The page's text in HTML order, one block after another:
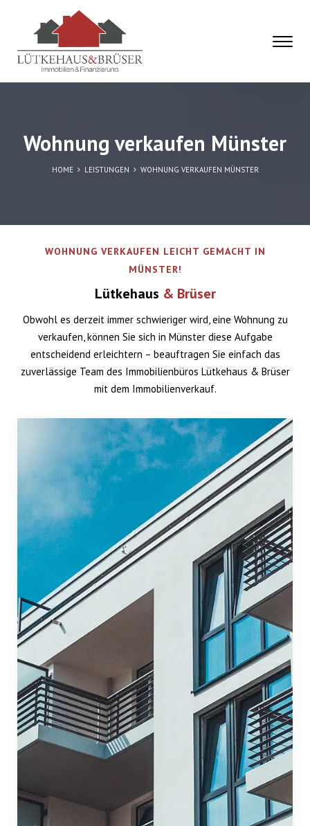
Wohnung verkaufen Münster
HOME LEISTUNGEN WOHNUNG VERKAUFEN MÜNSTER
WOHNUNG VERKAUFEN LEICHT GEMACHT IN
MÜNSTER!
Lütkehaus & Brüser
Obwohl es derzeit immer schwieriger wird, eine Wohnung zu
verkaufen, können Sie sich in Münster diese Aufgabe
entscheidend erleichtern – beauftragen Sie einfach das
zuverlässige Team des Immobilienbüros Lütkehaus & Brüser
mit dem Immobilienverkauf.